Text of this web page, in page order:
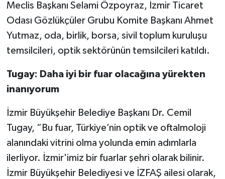
Meclis Başkanı Selami Özpoyraz, İzmir Ticaret
Odası Gözlükçüler Grubu Komite Başkanı Ahmet
Yutmaz, oda, birlik, borsa, sivil toplum kuruluşu
temsilcileri, optik sektörünün temsilcileri katıldı.
Tugay: Daha iyi bir fuar olacağına yürekten
inanıyorum
İzmir Büyükşehir Belediye Başkanı Dr. Cemil
Tugay, “Bu fuar, Türkiye’nin optik ve oftalmoloji
alanındaki vitrini olma yolunda emin adımlarla
ilerliyor. İzmir'imiz bir fuarlar şehri olarak bilinir.
İzmir Büyükşehir Belediyesi ve İZFAŞ ailesi olarak,